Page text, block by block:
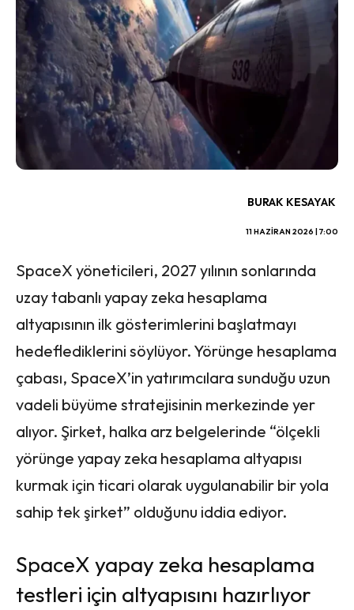
BURAK KESAYAK
11 HAZIRAN 2026 | 7:00
SpaceX yöneticileri, 2027 yılının sonlarında
uzay tabanlı yapay zeka hesaplama
altyapısının ilk gösterimlerini başlatmayı
hedeflediklerini söylüyor. Yörünge hesaplama
çabası, SpaceX’in yatırımcılara sunduğu uzun
vadeli büyüme stratejisinin merkezinde yer
alıyor. Şirket, halka arz belgelerinde “ölçekli
yörünge yapay zeka hesaplama altyapısı
kurmak için ticari olarak uygulanabilir bir yola
sahip tek şirket” olduğunu iddia ediyor.
SpaceX yapay zeka hesaplama
testleri için altyapısını hazırlıyor